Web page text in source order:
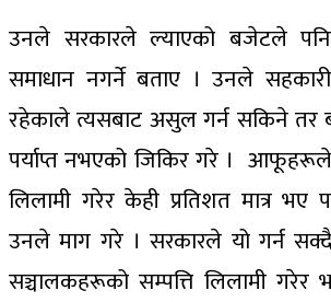
उनले सरकारले ल्याएको बजेटले
समाधान नगर्ने बताए । उनले
रहेकाले त्यसबाट असुल गर्न सकिने तर
पर्याप्त नभएको जिकिर गरे । आफूहरूले
लिलामी गरेर केही प्रतिशत मात्र भए
उनले माग गरे । सरकारले यो गर्न
सञ्चालकहरूको सम्पत्ति लिलामी